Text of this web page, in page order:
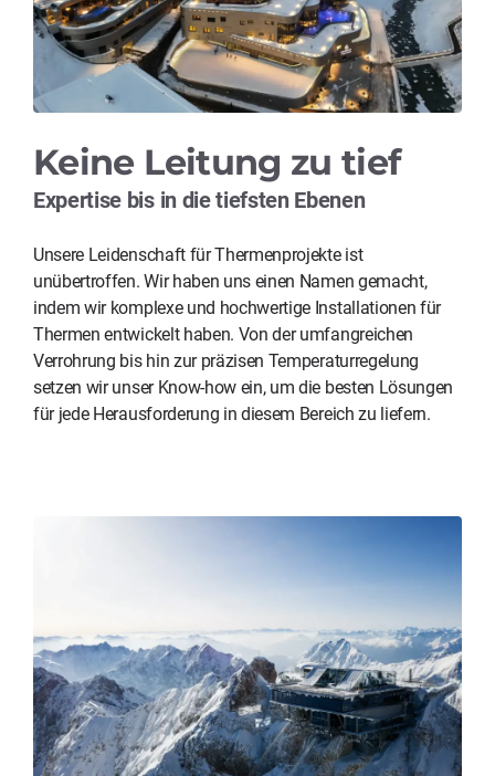
Keine Leitung zu tief
Expertise bis in die tiefsten Ebenen
Unsere Leidenschaft für Thermenprojekte ist
unübertroffen. Wir haben uns einen Namen gemacht,
indem wir komplexe und hochwertige Installationen für
Thermen entwickelt haben. Von der umfangreichen
Verrohrung bis hin zur präzisen Temperaturregelung
setzen wir unser Know-how ein, um die besten Lösungen
für jede Herausforderung in diesem Bereich zu liefern.